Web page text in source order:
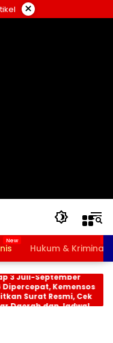
×
Hukum & Kriminal
dan BPNT
Juli-September
Kemensos
Surat Resmi, Cek
dan Jadwal